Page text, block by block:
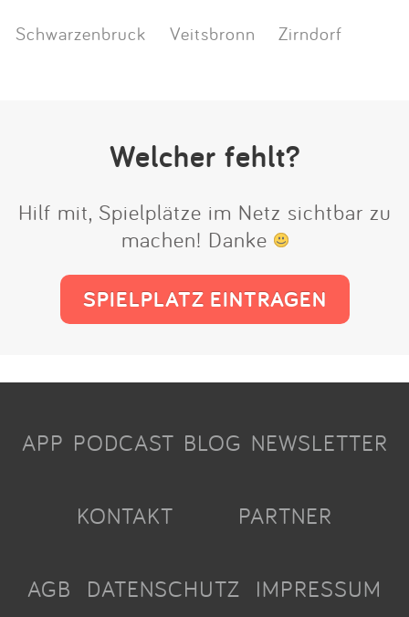
Schwarzenbruck
Veitsbronn Zirndorf
Welcher fehlt?
Hilf mit, Spielplätze im Netz sichtbar zu
machen! Danke
SPIELPLATZ EINTRAGEN
APP PODCAST BLOG NEWSLETTER
KONTAKT PARTNER
AGB DATENSCHUTZ IMPRESSUM